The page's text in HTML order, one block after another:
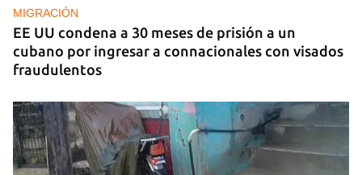
MIGRACIÓN
EE UU condena a 30 meses de prisión a un
cubano por ingresar a connacionales con visados
fraudulentos